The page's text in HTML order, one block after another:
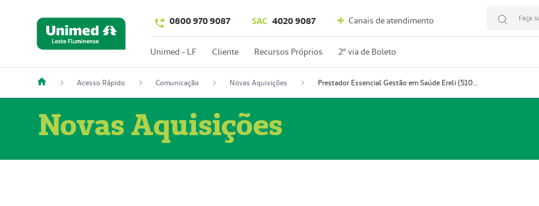
0800 970 9087 SAC 4020 9087 Canais de atendimento Faça
Unimed - LF Cliente Recursos Próprios 2º via de Boleto
Acesso Rápido Comunicação Novas Aquisições Prestador Essencial Gestão em Saúde Ereli (51004354-7)
Novas Aquisições